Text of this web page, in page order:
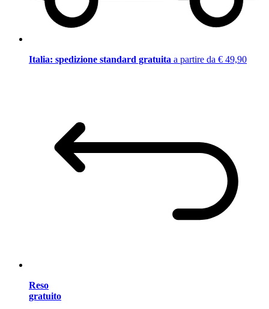
Italia: spedizione standard gratuita a partire da € 49,90
Reso
gratuito